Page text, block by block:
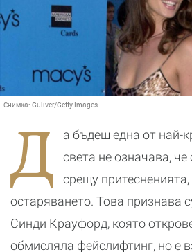
Снимка: Guliver/Getty Images
Д
а бъдеш една от най-
света не означава,
срещу
остаряването. Това признава
Синди Крауфорд, която
обмисляла фейслифтинг, но е